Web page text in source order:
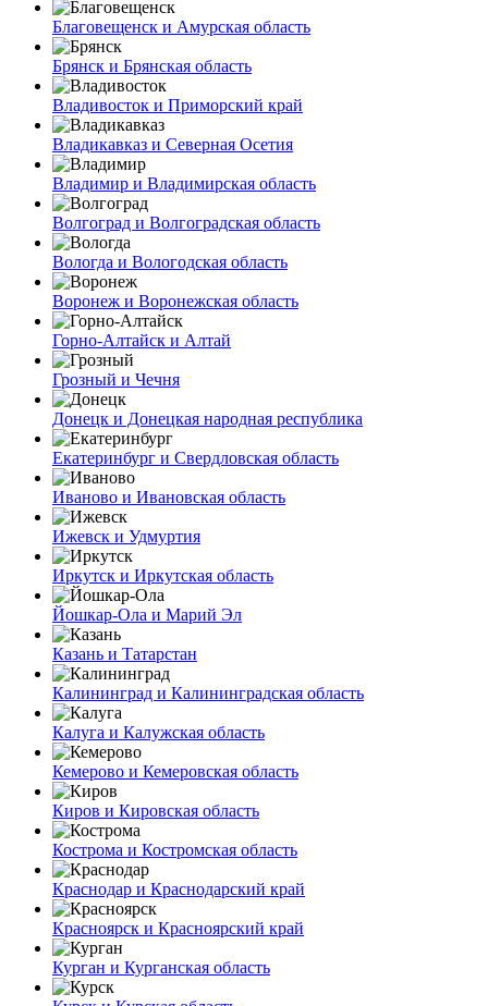
Благовещенск и Амурская область
Брянск и Брянская область
Владивосток и Приморский край
Владикавказ и Северная Осетия
Владимир и Владимирская область
Волгоград и Волгоградская область
Вологда и Вологодская область
Воронеж и Воронежская область
Горно-Алтайск и Алтай
Грозный и Чечня
Донецк и Донецкая народная республика
Екатеринбург и Свердловская область
Иваново и Ивановская область
Ижевск и Удмуртия
Иркутск и Иркутская область
Йошкар-Ола и Марий Эл
Казань и Татарстан
Калининград и Калининградская область
Калуга и Калужская область
Кемерово и Кемеровская область
Киров и Кировская область
Кострома и Костромская область
Краснодар и Краснодарский край
Красноярск и Красноярский край
Курган и Курганская область